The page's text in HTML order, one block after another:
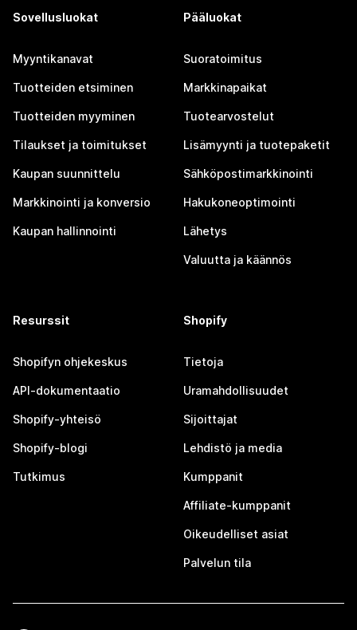
Sovellusluokat
Myyntikanavat
Tuotteiden etsiminen
Tuotteiden myyminen
Tilaukset ja toimitukset
Kaupan suunnittelu
Markkinointi ja konversio
Kaupan hallinnointi
Pääluokat
Suoratoimitus
Markkinapaikat
Tuotearvostelut
Lisämyynti ja tuotepaketit
Sähköpostimarkkinointi
Hakukoneoptimointi
Lähetys
Valuutta ja käännös
Resurssit
Shopifyn ohjekeskus
API-dokumentaatio
Shopify-yhteisö
Shopify-blogi
Tutkimus
Shopify
Tietoja
Uramahdollisuudet
Sijoittajat
Lehdistö ja media
Kumppanit
Affiliate-kumppanit
Oikeudelliset asiat
Palvelun tila